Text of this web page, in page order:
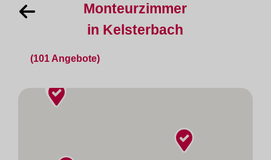
Monteurzimmer
in Kelsterbach
(101 Angebote)